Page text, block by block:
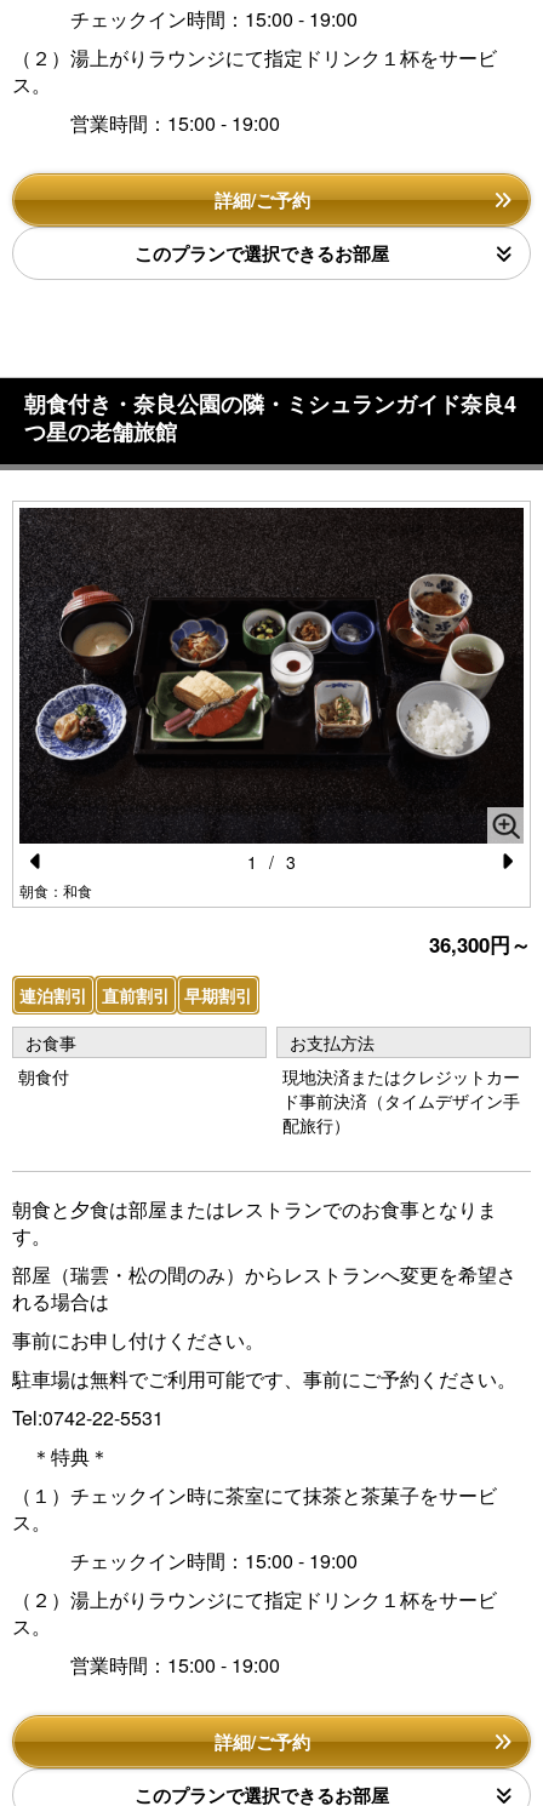
チェックイン時間：15:00 - 19:00
（２）湯上がりラウンジにて指定ドリンク１杯をサービ
ス。
営業時間：15:00 - 19:00
詳細/ご予約
このプランで選択できるお部屋
朝食付き・奈良公園の隣・ミシュランガイド奈良4
つ星の老舗旅館
Pr
o
u
s
朝食：和食
e
xt
1 / 3
36,300円～
連泊割引 直前割引
早期割引
お食事
朝食付
お支払方法
現地決済またはクレジットカー
ド事前決済（タイムデザイン手
配旅行）
朝食と夕食は部屋またはレストランでのお食事となりま
す。
部屋（瑞雲・松の間のみ）からレストランへ変更を希望さ
れる場合は
事前にお申し付けください。
駐車場は無料でご利用可能です、事前にご予約ください。
Tel:0742-22-5531
＊特典＊
（１）チェックイン時に茶室にて抹茶と茶菓子をサービ
ス。
チェックイン時間：15:00 - 19:00
（２）湯上がりラウンジにて指定ドリンク１杯をサービ
ス。
営業時間：15:00 - 19:00
詳細/ご予約
このプランで選択できるお部屋